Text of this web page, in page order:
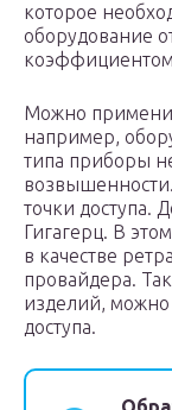
которое
оборудование
Можно
например,
типа приборы
точки доступа.
Гигагерц. В
в качестве
провайдера.
изделий, можно
доступа.